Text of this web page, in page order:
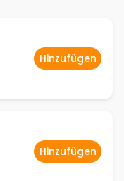
Hinzufügen
Hinzufügen